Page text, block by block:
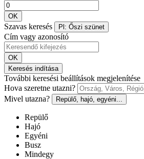
OK
Szavas keresés Pl: Őszi szünet
Cím vagy azonosító
OK
Keresés indítása
További keresési beállítások megjelenítése
Hova szeretne utazni?
Mivel utazna?
Repülő, hajó, egyéni...
Repülő
Hajó
Egyéni
Busz
Mindegy